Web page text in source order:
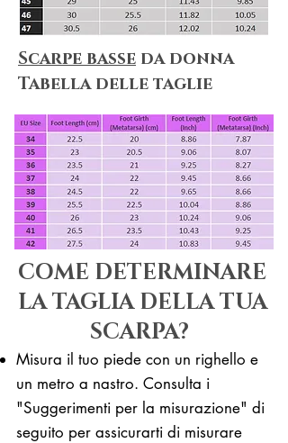
Scarpe basse da donna
​Tabella delle taglie
COME DETERMINARE
LA TAGLIA DELLA TUA
SCARPA?
Misura il tuo piede con un righello e
un metro a nastro. Consulta i
"Suggerimenti per la misurazione" di
seguito per assicurarti di misurare